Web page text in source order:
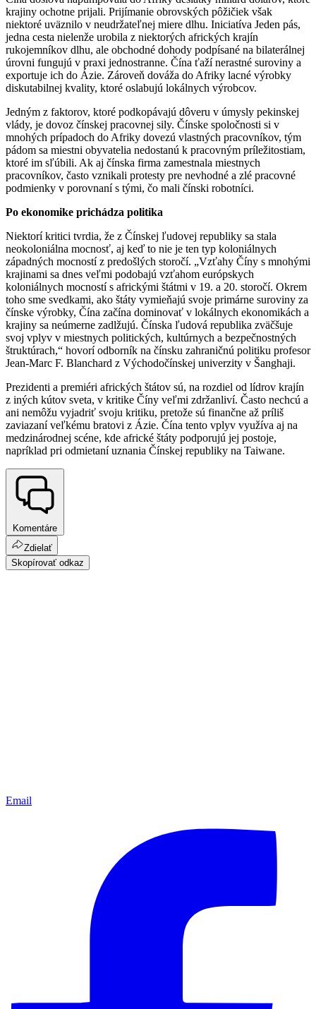
krajiny ochotne prijali. Prijímanie obrovských pôžičiek však
niektoré uväznilo v neudržateľnej miere dlhu. Iniciatíva Jeden pás,
jedna cesta nielenže urobila z niektorých afrických krajín
rukojemníkov dlhu, ale obchodné dohody podpísané na bilaterálnej
úrovni fungujú v praxi jednostranne. Čína ťaží nerastné suroviny a
exportuje ich do Ázie. Zároveň dováža do Afriky lacné výrobky
diskutabilnej kvality, ktoré oslabujú lokálnych výrobcov.
Jedným z faktorov, ktoré podkopávajú dôveru v úmysly pekinskej
vlády, je dovoz čínskej pracovnej sily. Čínske spoločnosti si v
mnohých prípadoch do Afriky dovezú vlastných pracovníkov, tým
pádom sa miestni obyvatelia nedostanú k pracovným príležitostiam,
ktoré im sľúbili. Ak aj čínska firma zamestnala miestnych
pracovníkov, často vznikali protesty pre nevhodné a zlé pracovné
podmienky v porovnaní s tými, čo mali čínski robotníci.
Po ekonomike prichádza politika
Niektorí kritici tvrdia, že z Čínskej ľudovej republiky sa stala
neokoloniálna mocnosť, aj keď to nie je ten typ koloniálnych
západných mocností z predošlých storočí. „Vzťahy Číny s mnohými
krajinami sa dnes veľmi podobajú vzťahom európskych
koloniálnych mocností s africkými štátmi v 19. a 20. storočí. Okrem
toho sme svedkami, ako štáty vymieňajú svoje primárne suroviny za
čínske výrobky, Čína začína dominovať v lokálnych ekonomikách a
krajiny sa neúmerne zadlžujú. Čínska ľudová republika zväčšuje
svoj vplyv v miestnych politických, kultúrnych a bezpečnostných
štruktúrach,“ hovorí odborník na čínsku zahraničnú politiku profesor
Jean-Marc F. Blanchard z Východočínskej univerzity v Šanghaji.
Prezidenti a premiéri afrických štátov sú, na rozdiel od lídrov krajín
z iných kútov sveta, v kritike Číny veľmi zdržanliví. Často nechcú a
ani nemôžu vyjadriť svoju kritiku, pretože sú finančne až príliš
zaviazaní veľkému bratovi z Ázie. Čína tento vplyv využíva aj na
medzinárodnej scéne, kde africké štáty podporujú jej postoje,
napríklad pri odmietaní uznania Čínskej republiky na Taiwane.
Komentáre
Zdielať
Skopírovať odkaz
Email